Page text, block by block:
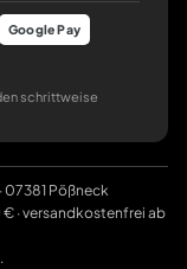
Google Pay
schrittweise
07381 Pößneck
€ · versandkostenfrei ab